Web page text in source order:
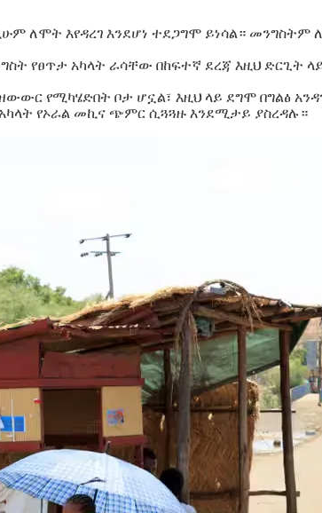
እየዳረገ እንደሆነ ተደጋግሞ ይነሳል። መንግስትም
አካላት ራሳቸው በከፍተኛ ደረጃ እዚህ ድርጊት ላይ
የሚካሄድበት ቦታ ሆኗል፣ እዚህ ላይ ደግሞ በግልፅ
የኦራል መኪና ጭምር ሲጓጓዙ እንደሚታይ ያስረዳሉ።